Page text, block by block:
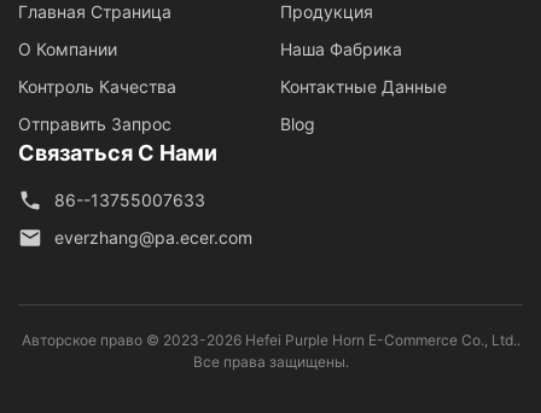
Главная Страница
Продукция
О Компании
Наша Фабрика
Контроль Качества
Контактные Данные
Отправить Запрос
Blog
Связаться С Нами
86--13755007633
everzhang@pa.ecer.com
Авторское право © 2023-2026 Hefei Purple Horn E-Commerce Co., Ltd..
Все права защищены.